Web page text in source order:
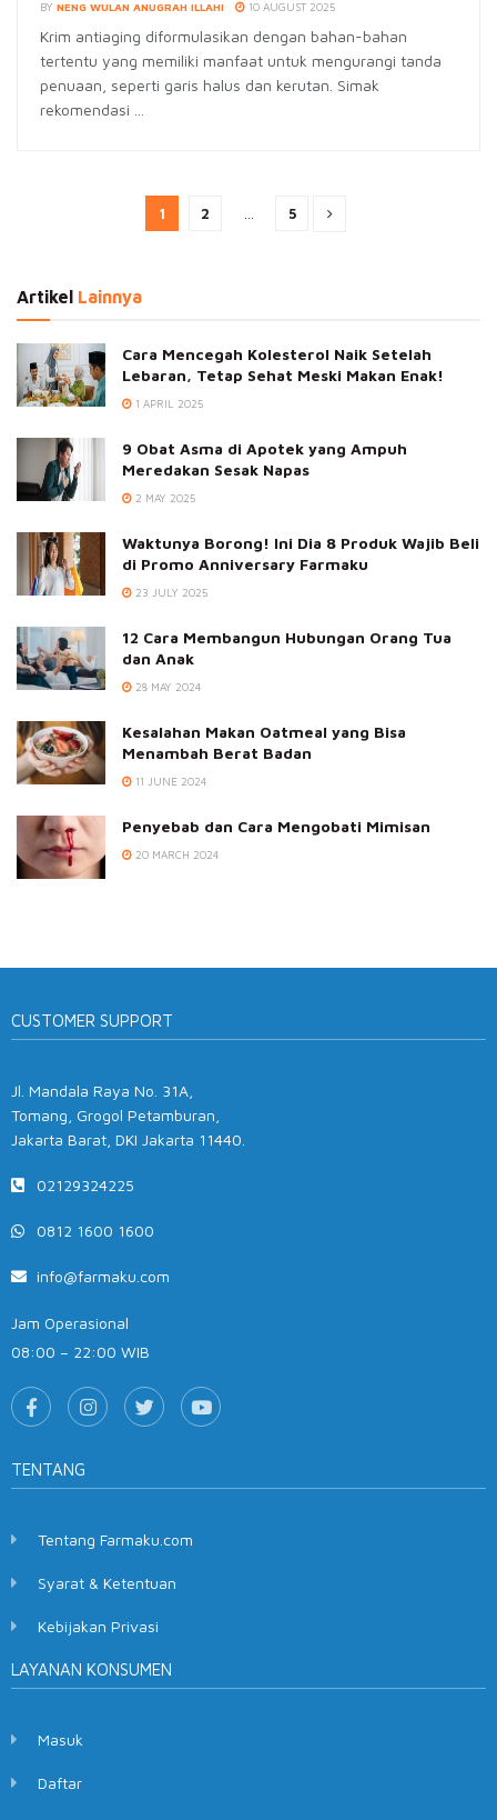
BY NENG WULAN ANUGRAH ILLAHI 10 AUGUST 2025
Krim antiaging diformulasikan dengan bahan-bahan
tertentu yang memiliki manfaat untuk mengurangi tanda
penuaan, seperti garis halus dan kerutan. Simak
rekomendasi ...
1 2 5
Artikel Lainnya
Cara Mencegah Kolesterol Naik Setelah
Lebaran, Tetap Sehat Meski Makan Enak!
1 APRIL 2025
9 Obat Asma di Apotek yang Ampuh
Meredakan Sesak Napas
2 MAY 2025
Waktunya Borong! Ini Dia 8 Produk Wajib Beli
di Promo Anniversary Farmaku
23 JULY 2025
12 Cara Membangun Hubungan Orang Tua
dan Anak
28 MAY 2024
Kesalahan Makan Oatmeal yang Bisa
Menambah Berat Badan
11 JUNE 2024
Penyebab dan Cara Mengobati Mimisan
20 MARCH 2024
CUSTOMER SUPPORT
Jl. Mandala Raya No. 31A,
Tomang, Grogol Petamburan,
Jakarta Barat, DKI Jakarta 11440.
02129324225
0812 1600 1600
info@farmaku.com
Jam Operasional
08:00 – 22:00 WIB
TENTANG
Tentang Farmaku.com
Syarat & Ketentuan
Kebijakan Privasi
LAYANAN KONSUMEN
Masuk
Daftar